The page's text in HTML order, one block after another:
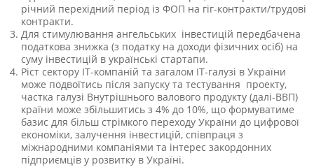
річний перехідний період із ФОП на гіг-контракти/трудові
контракти.
Для стимулювання ангельських інвестицій передбачена
податкова знижка (з податку на доходи фізичних осіб) на
суму інвестицій в українські стартапи.
Ріст сектору ІТ-компаній та загалом ІТ-галузі в України
може подвоїтись після запуску та тестування проекту,
частка галузі Внутрішнього валового продукту (далі-ВВП)
країни може збільшитись з 4% до 10%, що формуватиме
базис для більш стрімкого переходу України до цифрової
економіки, залучення інвестицій, співпраця з
міжнародними компаніями та інтерес закордонних
підприємців у розвитку в Україні.